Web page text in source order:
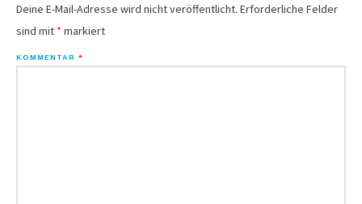
Deine E-Mail-Adresse wird nicht veröffentlicht. Erforderliche Felder
sind mit * markiert
KOMMENTAR *